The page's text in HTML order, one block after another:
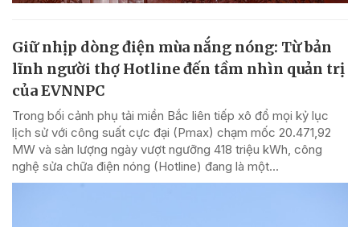
Giữ nhịp dòng điện mùa nắng nóng: Từ bản
lĩnh người thợ Hotline đến tầm nhìn quản trị
của EVNNPC
Trong bối cảnh phụ tải miền Bắc liên tiếp xô đổ mọi kỷ lục
lịch sử với công suất cực đại (Pmax) chạm mốc 20.471,92
MW và sản lượng ngày vượt ngưỡng 418 triệu kWh, công
nghệ sửa chữa điện nóng (Hotline) đang là một...